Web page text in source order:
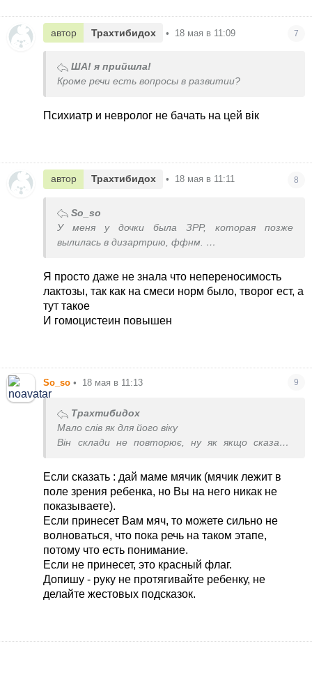
автор Трахтибидох • 18 мая в 11:09 7
ША! я прийшла!
Кроме речи есть вопросы в развитии?
Психиатр и невролог не бачать на цей вік
автор Трахтибидох • 18 мая в 11:11 8
So_so
У меня у дочки была ЗРР, которая позже
вылилась в дизартрию, ффнм.
Что важно : хороший невролог, который
Я просто даже не знала что непереносимость
лактозы, так как на смеси норм было, творог ест, а
тут такое
И гомоцистеин повышен
So_so • 18 мая в 11:13 9
Трахтибидох
Мало слів як для його віку
Він склади не повторює, ну як якщо сказати
каже як гуска робить
Якщо наприклад сказати скажи дай то він не
говорить. Буває проскакує дя…
Прям складів всіх не має точно
Если сказать : дай маме мячик (мячик лежит в
поле зрения ребенка, но Вы на него никак не
показываете).
Если принесет Вам мяч, то можете сильно не
волноваться, что пока речь на таком этапе,
потому что есть понимание.
Если не принесет, это красный флаг.
Допишу - руку не протягивайте ребенку, не
делайте жестовых подсказок.